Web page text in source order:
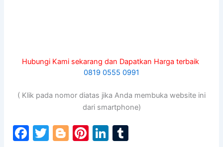
Hubungi Kami sekarang dan Dapatkan Harga terbaik
0819 0555 0991
( Klik pada nomor diatas jika Anda membuka website ini
dari smartphone)
F
T
Bl Pi Li